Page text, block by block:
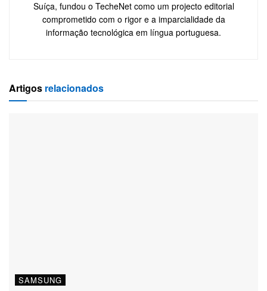
Suíça, fundou o TecheNet como um projecto editorial
comprometido com o rigor e a imparcialidade da
informação tecnológica em língua portuguesa.
Artigos relacionados
SAMSUNG